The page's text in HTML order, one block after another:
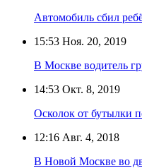
Автомобиль сбил
15:53 Ноя. 20, 2019
В Москве водитель
14:53 Окт. 8, 2019
Осколок от бутылки
12:16 Авг. 4, 2018
В Новой Москве во